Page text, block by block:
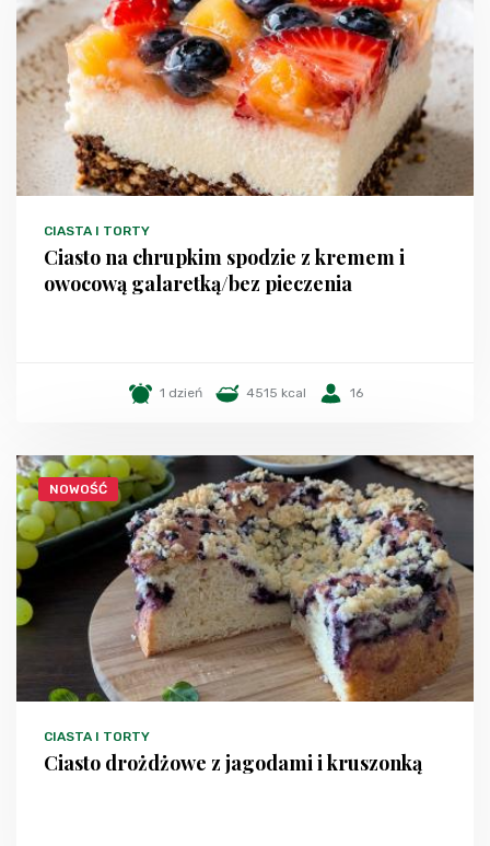
CIASTA I TORTY
Ciasto na chrupkim spodzie z kremem i
owocową galaretką/bez pieczenia
1 dzień 4515 kcal 16
NOWOŚĆ
CIASTA I TORTY
Ciasto drożdżowe z jagodami i kruszonką